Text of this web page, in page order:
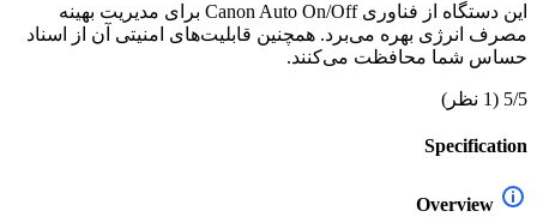
این دستگاه از فناوری Canon Auto On/Off برای مدیریت بهینه
مصرف انرژی بهره می‌برد. همچنین قابلیت‌های امنیتی آن از اسناد
حساس شما محافظت می‌کنند.
5/5 (1 نظر)
Specification
Overview